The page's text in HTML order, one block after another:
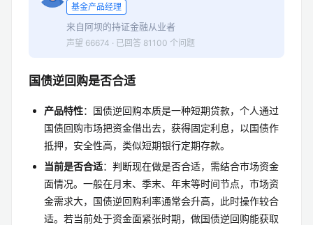
基金产品经理
来自阿坝的持证金融从业者
声望 66674 · 已回答 81100 个问题
国债逆回购是否合适
产品特性：国债逆回购本质是一种短期贷款，个人通过
国债回购市场把资金借出去，获得固定利息，以国债作
抵押，安全性高，类似短期银行定期存款。
当前是否合适：判断现在做是否合适，需结合市场资金
面情况。一般在月末、季末、年末等时间节点，市场资
金需求大，国债逆回购利率通常会升高，此时操作较合
适。若当前处于资金面紧张时期，做国债逆回购能获取